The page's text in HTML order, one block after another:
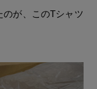
が、このTシャツ